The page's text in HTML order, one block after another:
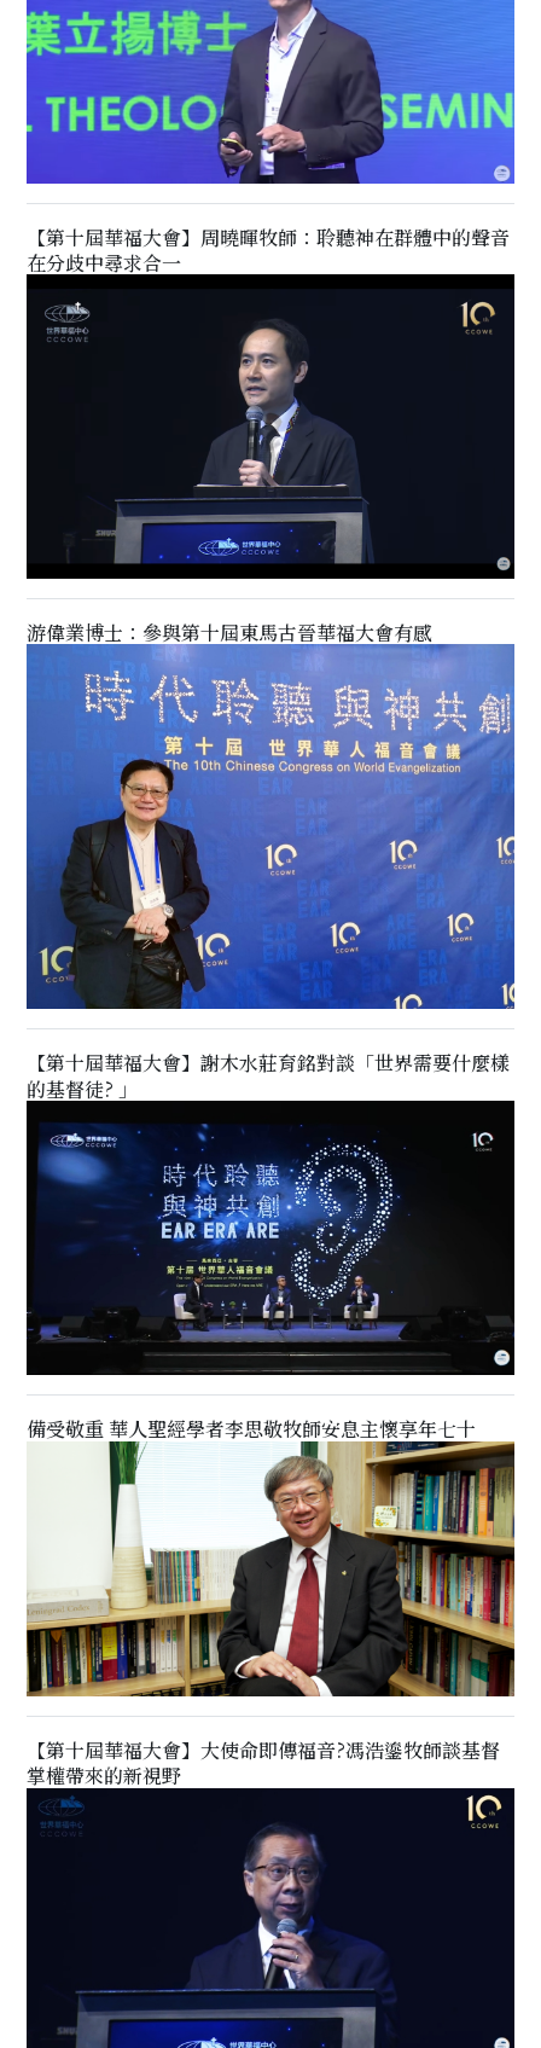
【第十屆華福大會】周曉暉牧師：聆聽神在群體中的聲音
在分歧中尋求合一
游偉業博士：參與第十屆東馬古晉華福大會有感
【第十屆華福大會】謝木水莊育銘對談「世界需要什麼樣
的基督徒? 」
備受敬重 華人聖經學者李思敬牧師安息主懷享年七十
【第十屆華福大會】大使命即傳福音?馮浩鎏牧師談基督
掌權帶來的新視野